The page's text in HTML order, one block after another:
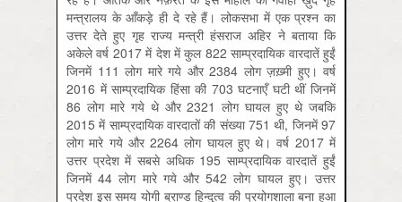
मन्त्रालय के आँकड़े ही दे रहे हैं। लोकसभा में एक प्रश्न का
उत्तर देते हुए गृह राज्य मन्त्री हंसराज अहिर ने बताया कि
अकेले वर्ष 2017 में देश में कुल 822 साम्प्रदायिक वारदातें हुईं
जिनमें 111 लोग मारे गये और 2384 लोग ज़ख़्मी हुए। वर्ष
2016 में साम्प्रदायिक हिंसा की 703 घटनाएँ घटी थीं जिनमें
86 लोग मारे गये थे और 2321 लोग घायल हुए थे जबकि
2015 में साम्प्रदायिक वारदातों की संख्या 751 थी, जिनमें 97
लोग मारे गये और 2264 लोग घायल हुए थे। वर्ष 2017 में
उत्तर प्रदेश में सबसे अधिक 195 साम्प्रदायिक वारदातें हुईं
जिनमें 44 लोग मारे गये और 542 लोग घायल हुए। उत्तर
प्रदेश इस समय योगी ब्राण्ड हिन्दुत्व की प्रयोगशाला बना हुआ